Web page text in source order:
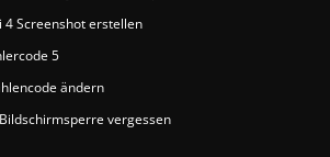
4 Screenshot erstellen
5
ändern
vergessen